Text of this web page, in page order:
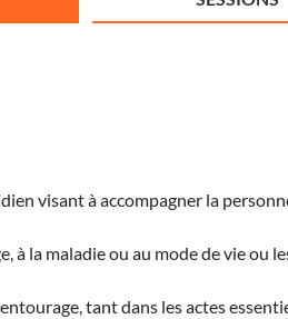
visant à accompagner la
à la maladie ou au mode de vie
tant dans les actes